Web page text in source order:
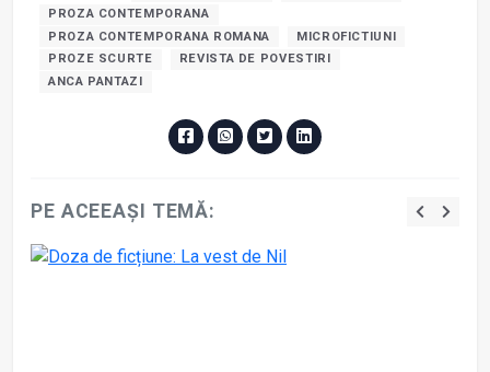
PROZA CONTEMPORANA
PROZA CONTEMPORANA ROMANA
MICROFICTIUNI
PROZE SCURTE
REVISTA DE POVESTIRI
ANCA PANTAZI
PE ACEEAȘI TEMĂ: